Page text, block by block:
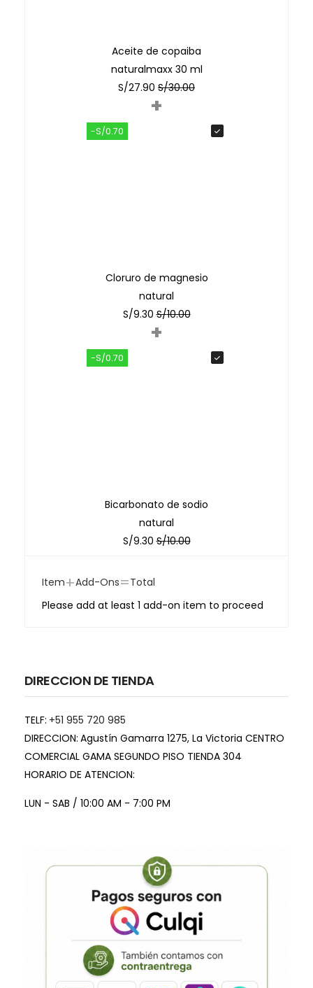
Aceite de copaiba
naturalmaxx 30 ml
S/27.90 S/30.00
+
-S/0.70
Cloruro de magnesio
natural
S/9.30 S/10.00
+
-S/0.70
Bicarbonato de sodio
natural
S/9.30 S/10.00
Item+Add-Ons=Total
Please add at least 1 add-on item to proceed
DIRECCION DE TIENDA
TELF: +51 955 720 985
DIRECCION: Agustín Gamarra 1275, La Victoria CENTRO
COMERCIAL GAMA SEGUNDO PISO TIENDA 304
HORARIO DE ATENCION:
LUN - SAB / 10:00 AM - 7:00 PM